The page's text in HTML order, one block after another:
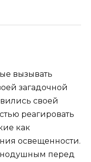
вызывать
загадочной
своей
реагировать
как
освещенности.
перед